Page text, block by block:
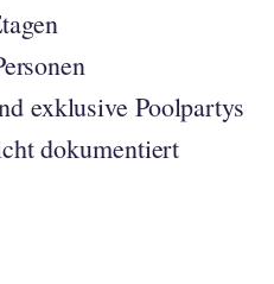
exklusive Poolpartys
dokumentiert